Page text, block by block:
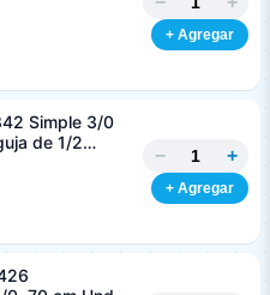
36 mm
+ Agregar
Simple 3/0
de 1/2
36 mm
− +
+ Agregar